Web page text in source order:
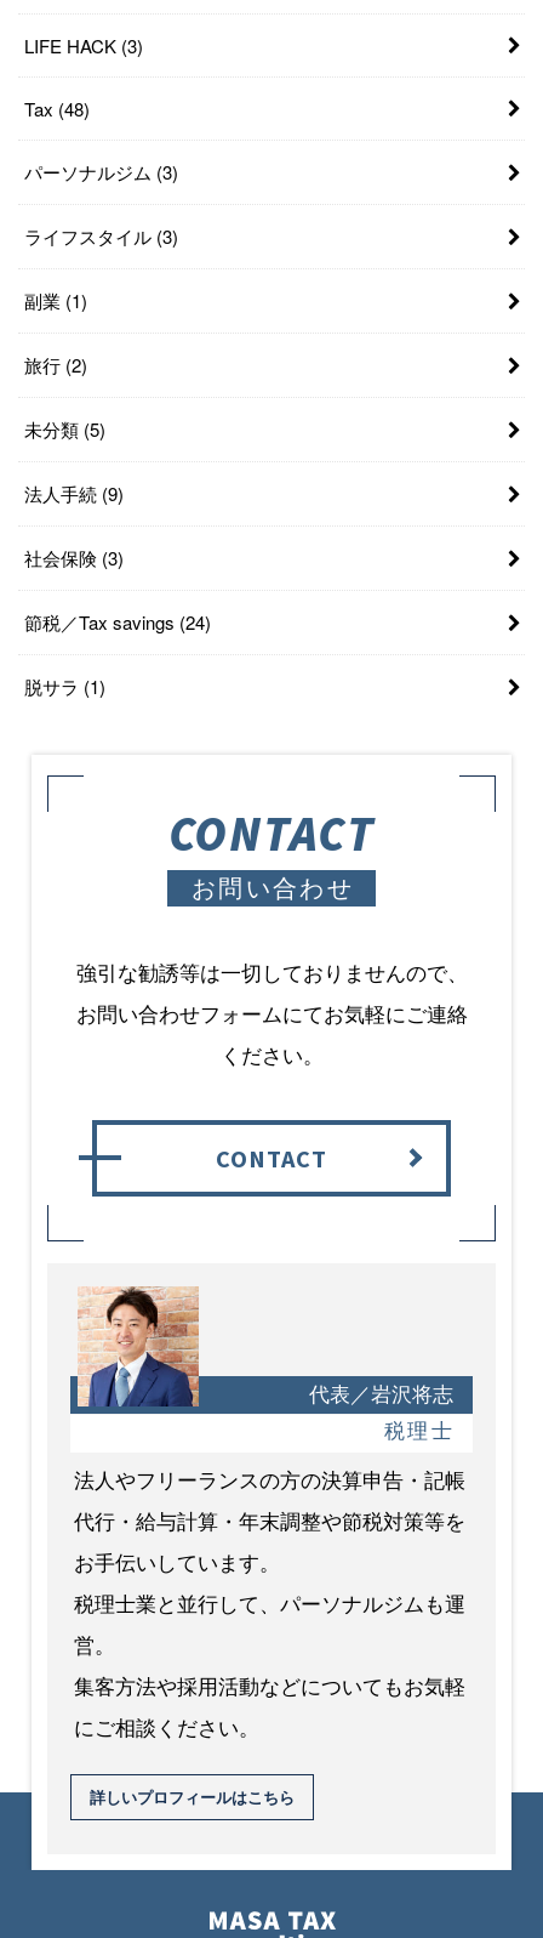
LIFE HACK (3)
Tax (48)
パーソナルジム (3)
ライフスタイル (3)
副業 (1)
旅行 (2)
未分類 (5)
法人手続 (9)
社会保険 (3)
節税／Tax savings (24)
脱サラ (1)
CONTACT
お問い合わせ
強引な勧誘等は一切しておりませんので、
お問い合わせフォームにてお気軽にご連絡
ください。
CONTACT
代表／岩沢将志
税理士
法人やフリーランスの方の決算申告・記帳
代行・給与計算・年末調整や節税対策等を
お手伝いしています。
税理士業と並行して、パーソナルジムも運
営。
集客方法や採用活動などについてもお気軽
にご相談ください。
詳しいプロフィールはこちら